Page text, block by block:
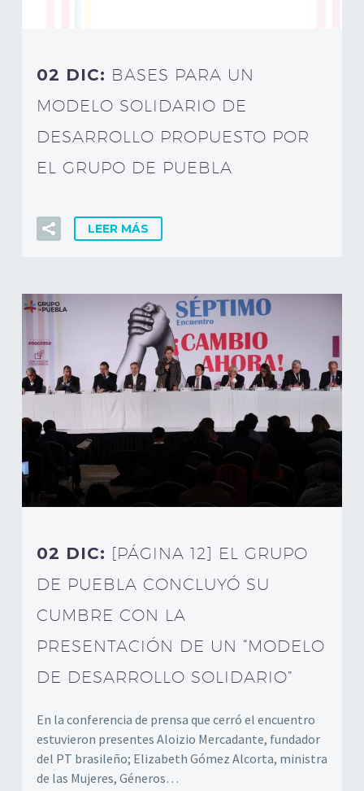
02 DIC: BASES PARA UN
MODELO SOLIDARIO DE
DESARROLLO PROPUESTO POR
EL GRUPO DE PUEBLA
LEER MÁS
02 DIC: [PÁGINA 12] EL GRUPO
DE PUEBLA CONCLUYÓ SU
CUMBRE CON LA
PRESENTACIÓN DE UN “MODELO
DE DESARROLLO SOLIDARIO”
En la conferencia de prensa que cerró el encuentro
estuvieron presentes Aloizio Mercadante, fundador
del PT brasileño; Elizabeth Gómez Alcorta, ministra
de las Mujeres, Géneros…